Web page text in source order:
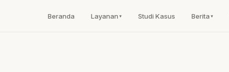
Beranda Layanan Studi Kasus Berita